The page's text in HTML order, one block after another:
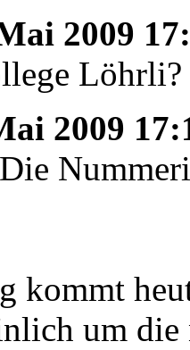
2009
Löhrli?
2009
kommt
um